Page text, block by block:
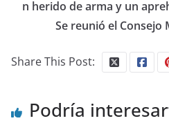
n herido de arma y un
Se reunió el Consejo
Share This Post:
Podría